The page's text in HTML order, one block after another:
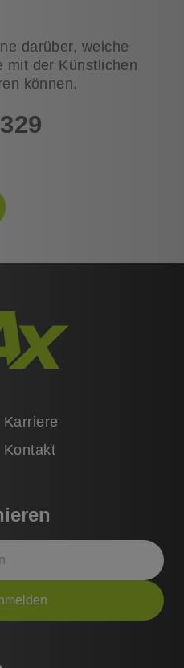
darüber, welche
mit der Künstlichen
können.
Karriere
Kontakt